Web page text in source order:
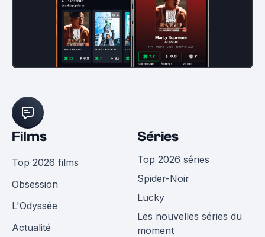
Films
Top 2026 films
Obsession
L'Odyssée
Actualité
Séries
Top 2026 séries
Spider-Noir
Lucky
Les nouvelles séries du
moment